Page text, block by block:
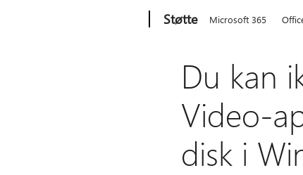
Støtte Microsoft 365
Du kan
Video-
disk i